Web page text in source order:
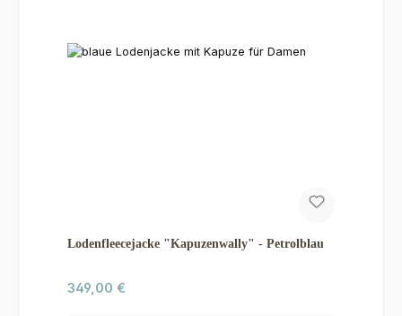
Lodenfleecejacke "Kapuzenwally" - Petrolblau
Regulärer Preis:
349,00 €